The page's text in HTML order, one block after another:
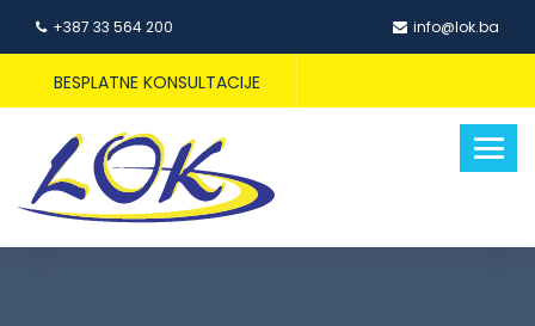
+387 33 564 200 info@lok.ba
BESPLATNE KONSULTACIJE